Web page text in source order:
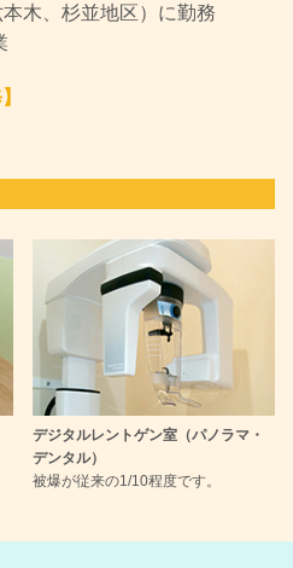
木、杉並地区）に勤務
デジタルレントゲン室（パノラマ・
デンタル）
被爆が従来の1/10程度です。